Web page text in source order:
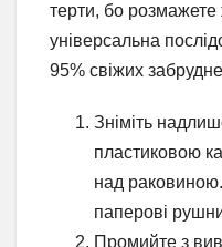
терти, бо розмажете
універсальна
95% свіжих
Зніміть
пластиковою
над
паперові
Промийте з